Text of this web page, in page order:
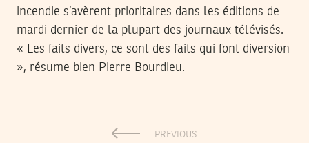
incendie s’avèrent prioritaires dans les éditions de
mardi dernier de la plupart des journaux télévisés.
« Les faits divers, ce sont des faits qui font diversion
», résume bien Pierre Bourdieu.
PREVIOUS